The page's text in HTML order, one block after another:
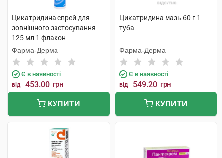
Цикатридина спрей для
зовнішного застосування
125 мл 1 флакон
Фарма-Дерма
Є в наявності
від 453.00 грн
КУПИТИ
Цикатридина мазь 60 г 1
туба
Фарма-Дерма
Є в наявності
від 549.20 грн
КУПИТИ